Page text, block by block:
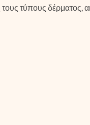
τύπους δέρματος,